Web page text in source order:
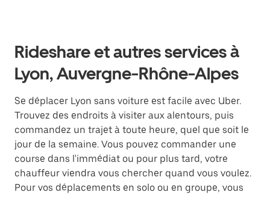
Rideshare et autres services à
Lyon, Auvergne-Rhône-Alpes
Se déplacer Lyon sans voiture est facile avec Uber.
Trouvez des endroits à visiter aux alentours, puis
commandez un trajet à toute heure, quel que soit le
jour de la semaine. Vous pouvez commander une
course dans l'immédiat ou pour plus tard, votre
chauffeur viendra vous chercher quand vous voulez.
Pour vos déplacements en solo ou en groupe, vous